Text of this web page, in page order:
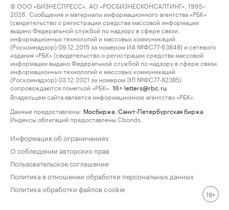
© ООО «БИЗНЕСПРЕСС», АО «РОСБИЗНЕСКОНСАЛТИНГ», 1995–
2026. Сообщения и материалы информационного агентства «РБК»
(свидетельство о регистрации средства массовой информации
выдано Федеральной службой по надзору в сфере связи,
информационных технологий и массовых коммуникаций
(Роскомнадзор) 09.12.2015 за номером ИА №ФС77-63848) и сетевого
издания «РБК» (свидетельство о регистрации средства массовой
информации выдано Федеральной службой по надзору в сфере связи,
информационных технологий и массовых коммуникаций
(Роскомнадзор) 03.12.2021 за номером ЭЛ №ФС77-82385)
сопровождаются пометкой «РБК».
18+ letters@rbc.ru
Владельцем сайта является информационное агентство «РБК».
Данные предоставлены: Мосбиржа Санкт-Петербургская биржа
Индексы облигаций предоставлены Cbonds.
Информация об ограничениях
О соблюдении авторских прав
Пользовательское соглашение
Политика в отношении обработки персональных данных
Политика обработки файлов cookie
18+